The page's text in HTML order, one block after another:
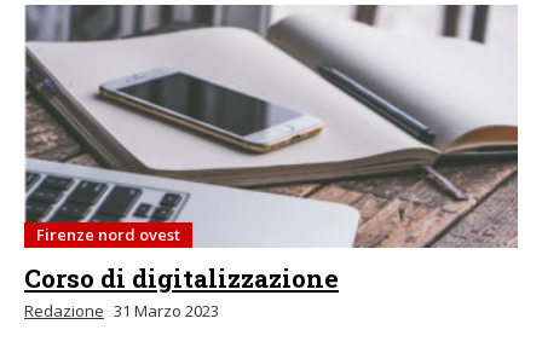
Firenze nord ovest
Corso di digitalizzazione
Redazione 31 Marzo 2023